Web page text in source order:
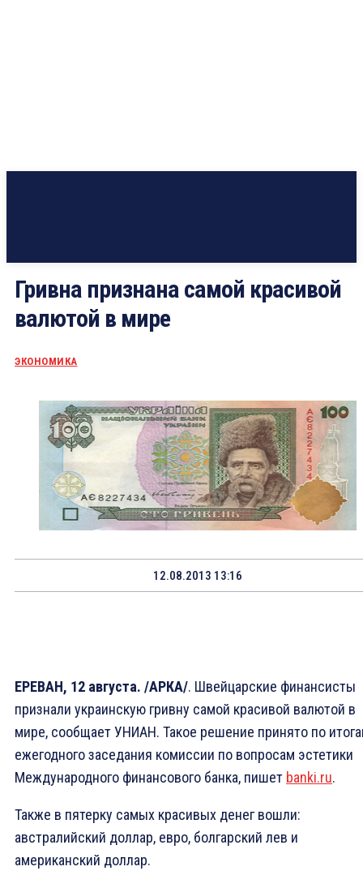
Гривна признана самой красивой
валютой в мире
ЭКОНОМИКА
12.08.2013 13:16
ЕРЕВАН, 12 августа. /АРКА/. Швейцарские финансисты
признали украинскую гривну самой красивой валютой в
мире, сообщает УНИАН. Такое решение принято по
ежегодного заседания комиссии по вопросам эстетики
Международного финансового банка, пишет banki.ru.
Также в пятерку самых красивых денег вошли:
австралийский доллар, евро, болгарский лев и
американский доллар.